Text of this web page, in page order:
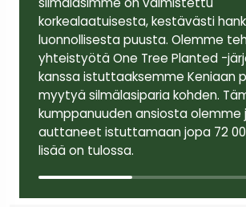
korkealaatuisesta, kestävästi
luonnollisesta puusta. Olemme
yhteistyötä One Tree Planted -
kanssa istuttaaksemme Keniaan
myytyä silmälasiparia kohden.
kumppanuuden ansiosta olemme
auttaneet istuttamaan jopa 72
lisää on tulossa.